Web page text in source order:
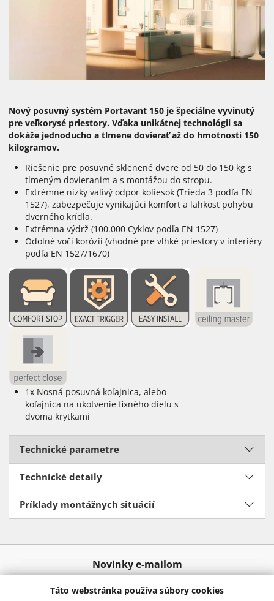
Nový posuvný systém Portavant 150 je špeciálne vyvinutý
pre veľkorysé priestory. Vďaka unikátnej technológii sa
dokáže jednoducho a tlmene dovierať až do hmotnosti 150
kilogramov.
Riešenie pre posuvné sklenené dvere od 50 do 150 kg s
tlmeným dovieranim a s montážou do stropu.
Extrémne nízky valivý odpor koliesok (Trieda 3 podľa EN
1527), zabezpečuje vynikajúci komfort a lahkosť pohybu
dverného krídla.
Extrémna výdrž (100.000 Cyklov podľa EN 1527)
Odolné voči korózii (vhodné pre vlhké priestory v interiéry
podľa EN 1527/1670)
1x Nosná posuvná koľajnica, alebo
koľajnica na ukotvenie fixného dielu s
dvoma krytkami
Technické parametre
Technické detaily
Príklady montážnych situácií
Novinky e-mailom
Odoslať
Táto webstránka používa súbory cookies